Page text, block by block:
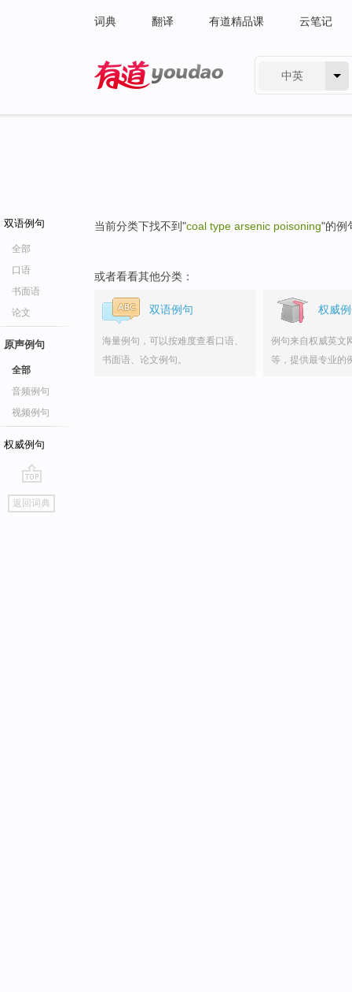
词典 翻译 有道精品课 云笔记
中英
双语例句
全部
口语
书面语
论文
原声例句
全部
音频例句
视频例句
权威例句
go
top
返回词典
当前分类下找不到"coal type arsenic poisoning"的例
或者看看其他分类：
双语例句
海量例句，可以按难度查看口语、
书面语、论文例句。
权威
例句来自权威英文
等，提供最专业的